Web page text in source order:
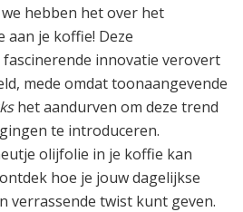
hebben het over het
je koffie! Deze
innovatie verovert
mede omdat toonaangevende
het aandurven om deze trend
te introduceren.
olijfolie in je koffie kan
hoe je jouw dagelijkse
verrassende twist kunt geven.